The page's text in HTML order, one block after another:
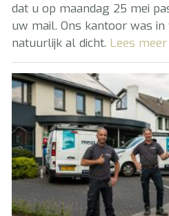
dat u op maandag 25 mei
uw mail. Ons kantoor was
natuurlijk al dicht. Lees